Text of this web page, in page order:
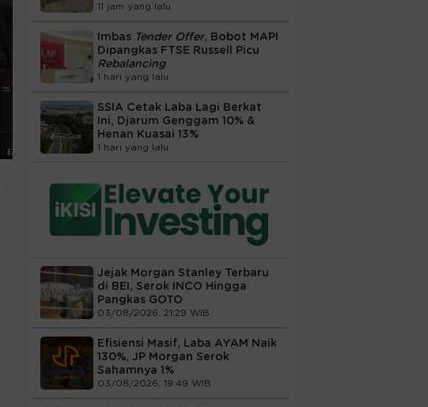
11 jam yang lalu
Imbas Tender Offer, Bobot MAPI
Dipangkas FTSE Russell Picu
Rebalancing
1 hari yang lalu
SSIA Cetak Laba Lagi Berkat
Ini, Djarum Genggam 10% &
Henan Kuasai 13%
1 hari yang lalu
Jejak Morgan Stanley Terbaru
di BEI, Serok INCO Hingga
Pangkas GOTO
03/08/2026, 21:29 WIB
Efisiensi Masif, Laba AYAM Naik
130%, JP Morgan Serok
Sahamnya 1%
03/08/2026, 19:49 WIB